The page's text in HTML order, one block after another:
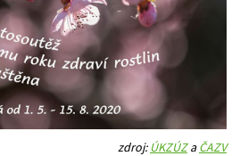
zdroj: ÚKZÚZaČAZV